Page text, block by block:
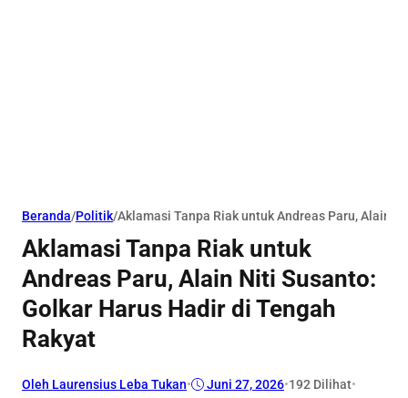
Beranda/Politik/Aklamasi Tanpa Riak untuk Andreas Paru, Alain
Aklamasi Tanpa Riak untuk
Andreas Paru, Alain Niti Susanto:
Golkar Harus Hadir di Tengah
Rakyat
Oleh Laurensius Leba Tukan• Juni 27, 2026•192 Dilihat•